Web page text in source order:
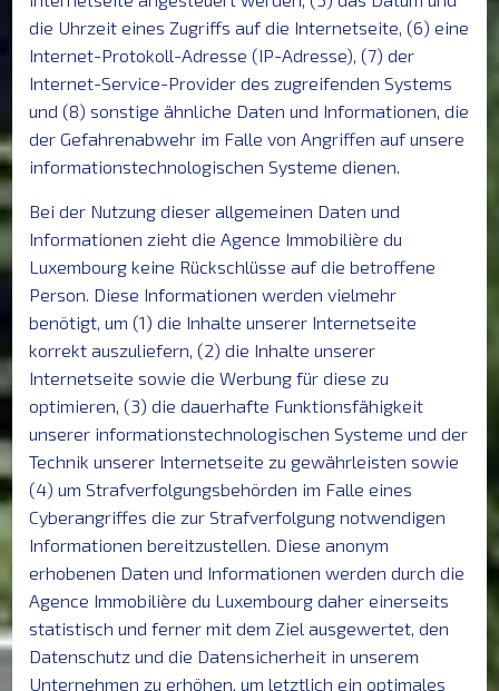
die Uhrzeit eines Zugriffs auf die Internetseite, (6) eine
Internet-Protokoll-Adresse (IP-Adresse), (7) der
Internet-Service-Provider des zugreifenden Systems
und (8) sonstige ähnliche Daten und Informationen, die
der Gefahrenabwehr im Falle von Angriffen auf unsere
informationstechnologischen Systeme dienen.
Bei der Nutzung dieser allgemeinen Daten und
Informationen zieht die Agence Immobilière du
Luxembourg keine Rückschlüsse auf die betroffene
Person. Diese Informationen werden vielmehr
benötigt, um (1) die Inhalte unserer Internetseite
korrekt auszuliefern, (2) die Inhalte unserer
Internetseite sowie die Werbung für diese zu
optimieren, (3) die dauerhafte Funktionsfähigkeit
unserer informationstechnologischen Systeme und der
Technik unserer Internetseite zu gewährleisten sowie
(4) um Strafverfolgungsbehörden im Falle eines
Cyberangriffes die zur Strafverfolgung notwendigen
Informationen bereitzustellen. Diese anonym
erhobenen Daten und Informationen werden durch die
Agence Immobilière du Luxembourg daher einerseits
statistisch und ferner mit dem Ziel ausgewertet, den
Datenschutz und die Datensicherheit in unserem
Unternehmen zu erhöhen, um letztlich ein optimales